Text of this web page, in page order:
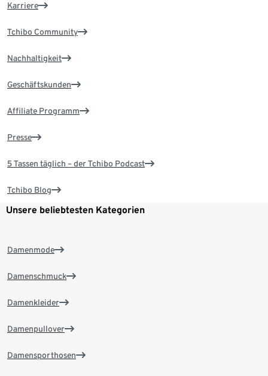
Karriere
Tchibo Community
Nachhaltigkeit
Geschäftskunden
Affiliate Programm
Presse
5 Tassen täglich – der Tchibo Podcast
Tchibo Blog
Unsere beliebtesten Kategorien
Damenmode
Damenschmuck
Damenkleider
Damenpullover
Damensporthosen